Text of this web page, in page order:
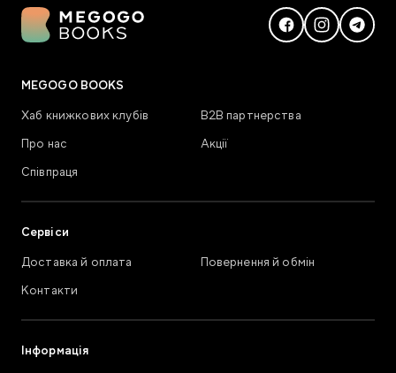
MEGOGO BOOKS
Хаб книжкових клубів
В2В партнерства
Про нас
Акції
Співпраця
Сервіси
Доставка й оплата
Повернення й обмін
Контакти
Інформація